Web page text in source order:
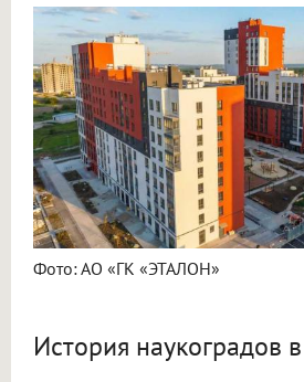
Фото: АО «ГК «ЭТАЛОН»
История наукоградов